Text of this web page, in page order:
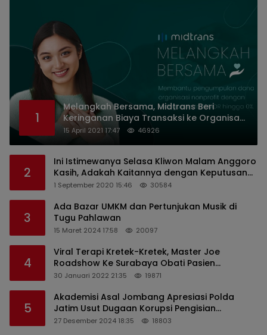
1
Melangkah Bersama, Midtrans Beri
Keringanan Biaya Transaksi ke Organisasi
Nirlaba Indonesia
15 April 2021 17:47 46926
2
Ini Istimewanya Selasa Kliwon Malam Anggoro
Kasih, Adakah Kaitannya dengan Keputusan
PDIP?
1 September 2020 15:46 30584
3
Ada Bazar UMKM dan Pertunjukan Musik di
Tugu Pahlawan
15 Maret 2024 17:58 20097
4
Viral Terapi Kretek-Kretek, Master Joe
Roadshow Ke Surabaya Obati Pasien
Sekaligus Edukasi Masyarakat
30 Januari 2022 21:35 19871
5
Akademisi Asal Jombang Apresiasi Polda
Jatim Usut Dugaan Korupsi Pengisian
Perangkat Desa di Kediri
27 Desember 2024 18:35 18803